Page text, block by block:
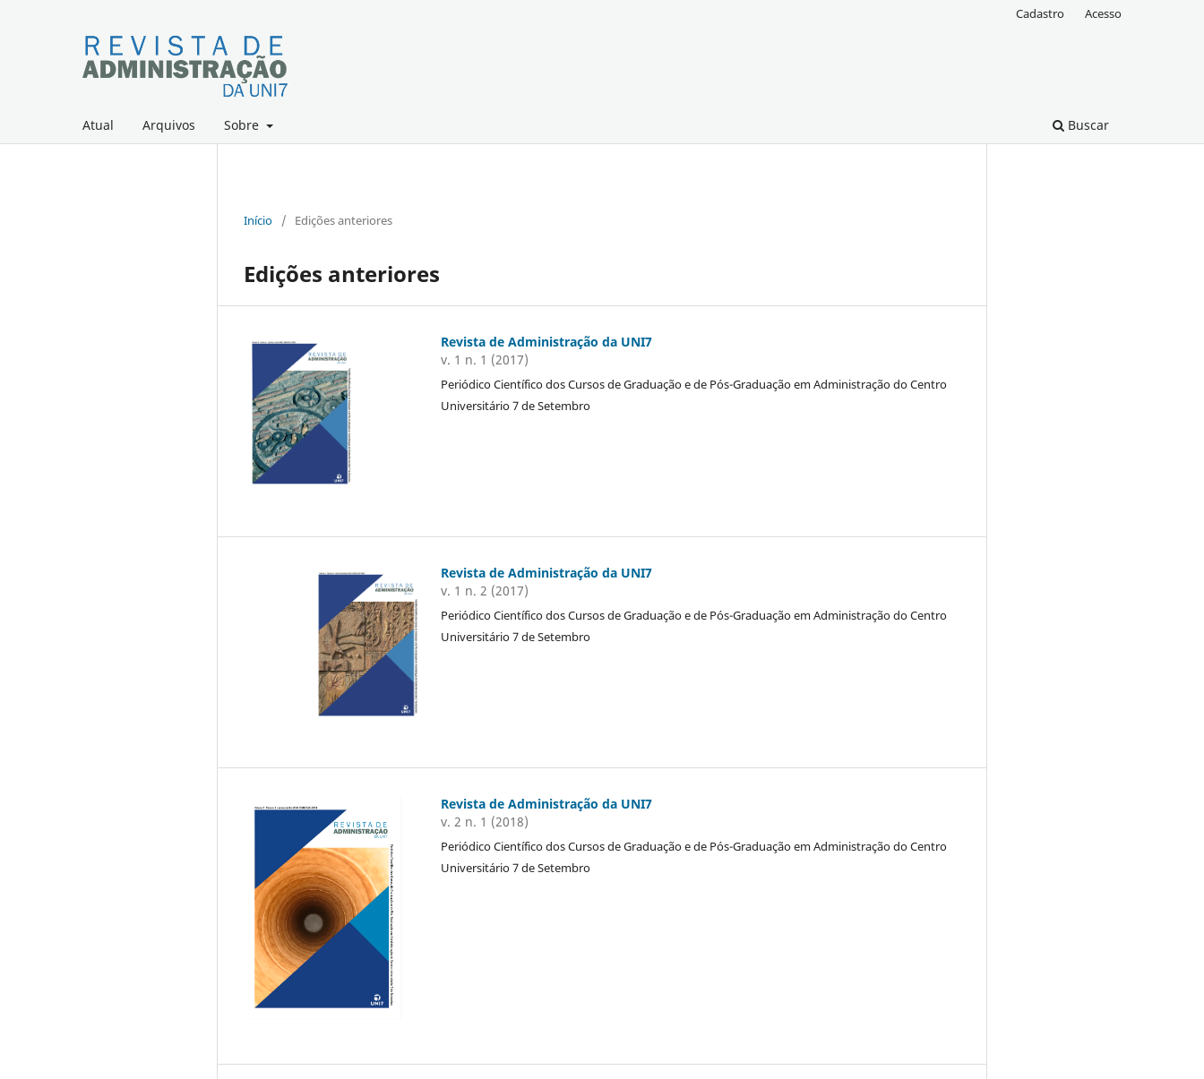
Atual Arquivos Sobre Buscar
Cadastro Acesso
Início / Edições anteriores
Edições anteriores
Revista de Administração da UNI7
v. 1 n. 1 (2017)
Periódico Científico dos Cursos de Graduação e de Pós-Graduação em Administração do Centro
Universitário 7 de Setembro
Revista de Administração da UNI7
v. 1 n. 2 (2017)
Periódico Científico dos Cursos de Graduação e de Pós-Graduação em Administração do Centro
Universitário 7 de Setembro
Revista de Administração da UNI7
v. 2 n. 1 (2018)
Periódico Científico dos Cursos de Graduação e de Pós-Graduação em Administração do Centro
Universitário 7 de Setembro